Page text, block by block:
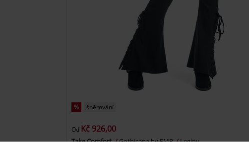
% šněrování
Od Kč 926,00
Take Comfort Gothicana by EMP Legíny